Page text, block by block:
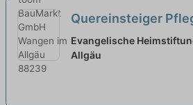
Quereinsteiger
Pflegehilfskraft
Evangelische
Allgäu